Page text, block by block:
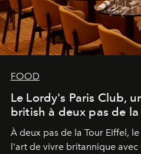
FOOD
Le Lordy's Paris Club,
british à deux pas de la
À deux pas de la Tour Eiffel,
l'art de vivre britannique avec